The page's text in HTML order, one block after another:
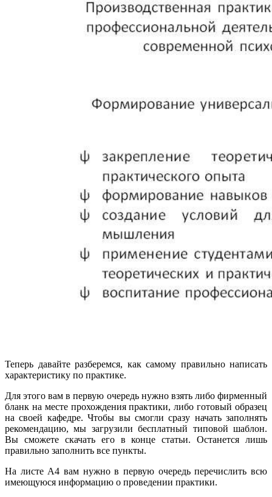
Теперь давайте разберемся, как самому правильно написать
характеристику по практике.
Для этого вам в первую очередь нужно взять либо фирменный
бланк на месте прохождения практики, либо готовый образец
на своей кафедре. Чтобы вы смогли сразу начать заполнять
рекомендацию, мы загрузили бесплатный типовой шаблон.
Вы сможете скачать его в конце статьи. Останется лишь
правильно заполнить все пункты.
На листе А4 вам нужно в первую очередь перечислить всю
имеющуюся информацию о проведении практики.